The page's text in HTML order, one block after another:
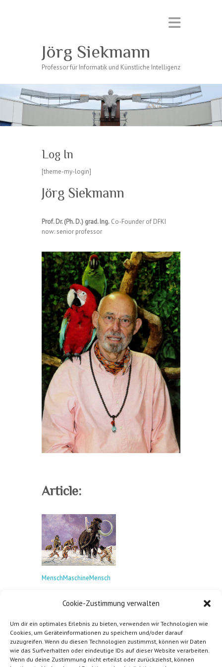
Cookie-Zustimmung verwalten
Um dir ein optimales Erlebnis zu bieten, verwenden wir Technologien wie
Cookies, um Geräteinformationen zu speichern und/oder darauf
zuzugreifen. Wenn du diesen Technologien zustimmst, können wir Daten
wie das Surfverhalten oder eindeutige IDs auf dieser Website verarbeiten.
Wenn du deine Zustimmung nicht erteilst oder zurückziehst, können
Jörg Siekmann
Professor für Informatik und Künstliche Intelligenz
Log In
[theme-my-login]
Jörg Siekmann
Prof. Dr. (Ph. D.) grad. Ing. Co-Founder of DFKI
now: senior professor
Article:
MenschMaschineMensch
Book: